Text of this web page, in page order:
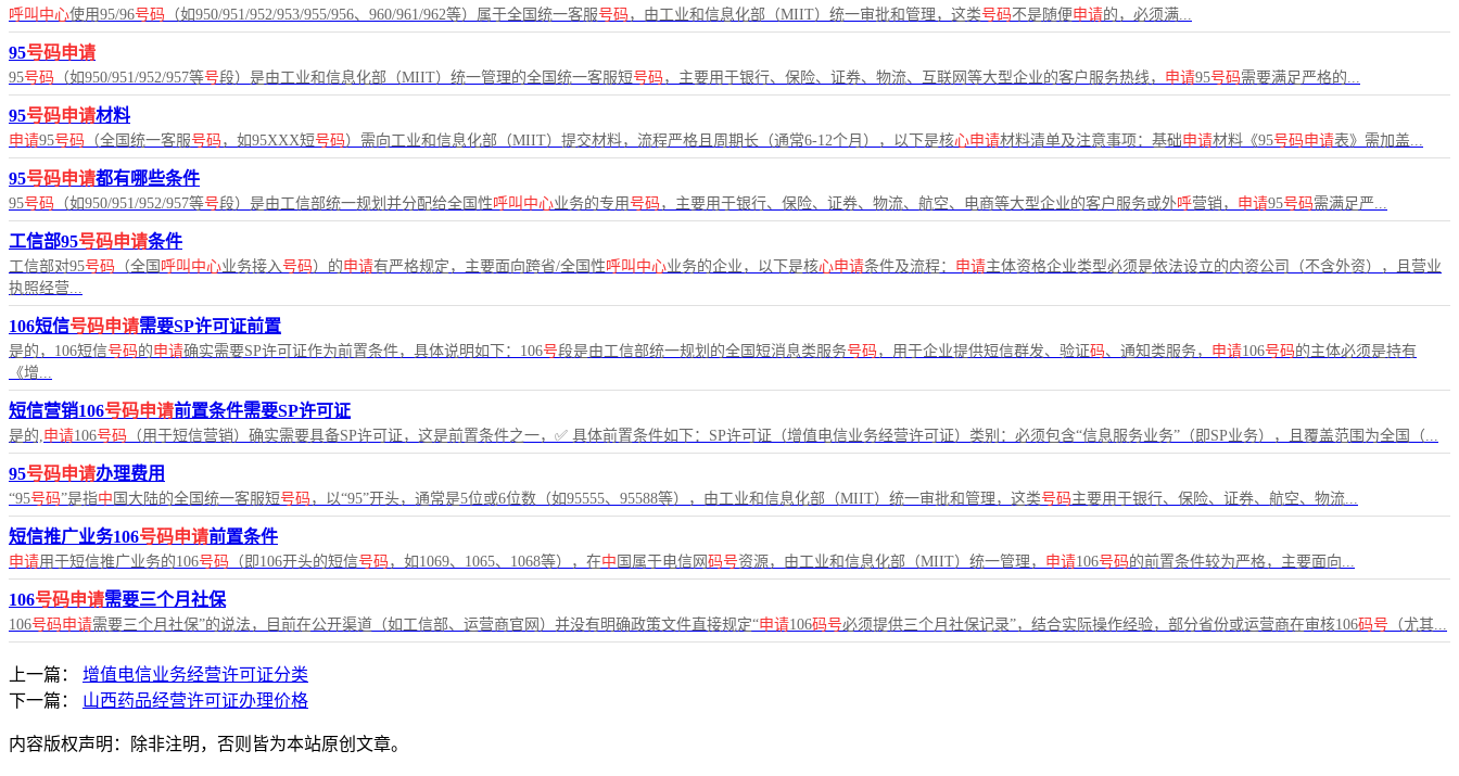
呼叫中心使用95/96号码 （如950/951/952/953/955/956、960/961/962等）属于全国统一客服号码，由工业和信息化部（MIIT）统一审批和管理，这类号码不是随便 申请的，必须满...
95号码申请
95号码 （如950/951/952/957等号段）是由工业和信息化部（MIIT）统一管理的全国统一客服短号码，主要用于银行、保险、证券、物流、互联网等大型企业的客户服务热线， 申请95号码需要满足严格的...
95号码申请材料
申请95号码 （全国统一客服号码，如95XXX短号码）需向工业和信息化部（MIIT）提交材料，流程严格且周期长（通常6-12个月），以下是核心申请材料清单及注意事项：基础 申请材料《95号码申请表》需加盖...
95号码申请都有哪些条件
95号码 （如950/951/952/957等号段）是由工信部统一规划并分配给全国性 呼叫中心业务的专用号码，主要用于银行、保险、证券、物流、航空、电商等大型企业的客户服务或外呼营销， 申请95号码需满足严...
工信部95号码申请条件
工信部对95号码 （全国 呼叫中心业务接入号码）的 申请有严格规定，主要面向跨省/全国性 呼叫中心业务的企业，以下是核心申请条件及流程： 申请主体资格企业类型必须是依法设立的内资公司（不含外资），且营业
执照经营...
106短信号码申请需要SP许可证前置
是的，106短信号码的 申请确实需要SP许可证作为前置条件，具体说明如下：106号段是由工信部统一规划的全国短消息类服务号码，用于企业提供短信群发、验证码、通知类服务， 申请106号码的主体必须是持有
《增...
短信营销106号码申请前置条件需要SP许可证
是的, 申请106号码 （用于短信营销）确实需要具备SP许可证，这是前置条件之一，✅ 具体前置条件如下：SP许可证（增值电信业务经营许可证）类别：必须包含“信息服务业务”（即SP业务），且覆盖范围为全国（...
95号码申请办理费用
“95号码”是指中 国大陆的全国统一客服短号码，以“95”开头，通常是5位或6位数（如95555、95588等），由工业和信息化部（MIIT）统一审批和管理，这类号码主要用于银行、保险、证券、航空、物流...
短信推广业务106号码申请前置条件
申请用于短信推广业务的106号码 （即106开头的短信号码，如1069、1065、1068等），在中 国属于电信网 码号资源，由工业和信息化部（MIIT）统一管理， 申请106号码的前置条件较为严格，主要面向...
106号码申请需要三个月社保
106号码申请需要三个月社保”的说法，目前在公开渠道（如工信部、运营商官网）并没有明确政策文件直接规定“申请106码号必须提供三个月社保记录”，结合实际操作经验，部分省份或运营商在审核106码号 （尤其...
上一篇：
增值电信业务经营许可证分类
下一篇：
山西药品经营许可证办理价格
内容版权声明：除非注明，否则皆为本站原创文章。